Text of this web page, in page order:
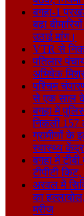
बगहा-1
बढ़ा
उठाई मांग।
VTR से
पतिलार
अभिषेक
पश्चिम
से एक साल
बगहा में
निकली 157
ग्रामीणों के
स्वास्थ्य केंद्र
बगहा में
टीपीटी
अरवल में
का
मरीज